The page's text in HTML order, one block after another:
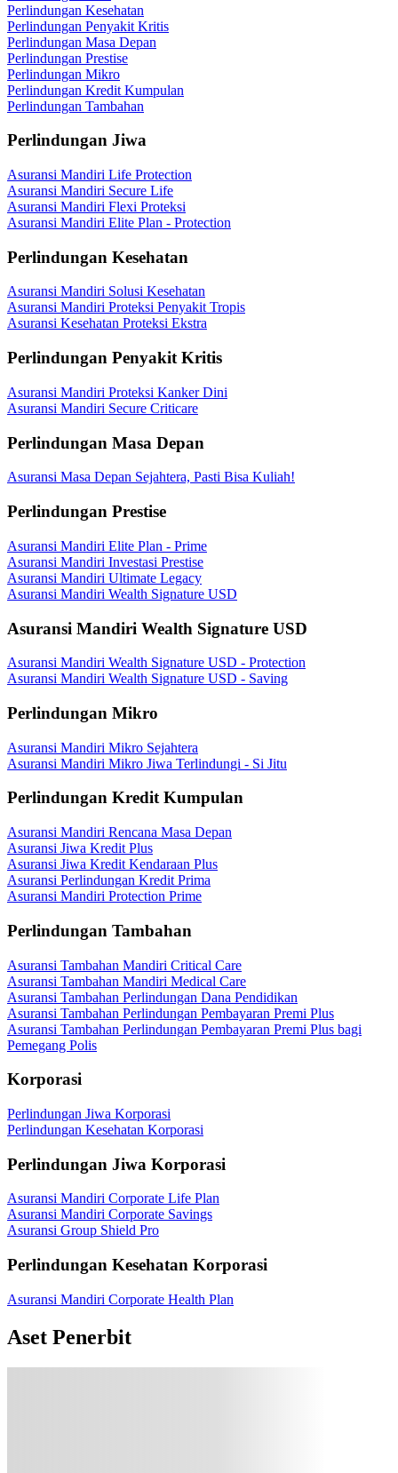
Perlindungan Kesehatan
Perlindungan Penyakit Kritis
Perlindungan Masa Depan
Perlindungan Prestise
Perlindungan Mikro
Perlindungan Kredit Kumpulan
Perlindungan Tambahan
Perlindungan Jiwa
Asuransi Mandiri Life Protection
Asuransi Mandiri Secure Life
Asuransi Mandiri Flexi Proteksi
Asuransi Mandiri Elite Plan - Protection
Perlindungan Kesehatan
Asuransi Mandiri Solusi Kesehatan
Asuransi Mandiri Proteksi Penyakit Tropis
Asuransi Kesehatan Proteksi Ekstra
Perlindungan Penyakit Kritis
Asuransi Mandiri Proteksi Kanker Dini
Asuransi Mandiri Secure Criticare
Perlindungan Masa Depan
Asuransi Masa Depan Sejahtera, Pasti Bisa Kuliah!
Perlindungan Prestise
Asuransi Mandiri Elite Plan - Prime
Asuransi Mandiri Investasi Prestise
Asuransi Mandiri Ultimate Legacy
Asuransi Mandiri Wealth Signature USD
Asuransi Mandiri Wealth Signature USD
Asuransi Mandiri Wealth Signature USD - Protection
Asuransi Mandiri Wealth Signature USD - Saving
Perlindungan Mikro
Asuransi Mandiri Mikro Sejahtera
Asuransi Mandiri Mikro Jiwa Terlindungi - Si Jitu
Perlindungan Kredit Kumpulan
Asuransi Mandiri Rencana Masa Depan
Asuransi Jiwa Kredit Plus
Asuransi Jiwa Kredit Kendaraan Plus
Asuransi Perlindungan Kredit Prima
Asuransi Mandiri Protection Prime
Perlindungan Tambahan
Asuransi Tambahan Mandiri Critical Care
Asuransi Tambahan Mandiri Medical Care
Asuransi Tambahan Perlindungan Dana Pendidikan
Asuransi Tambahan Perlindungan Pembayaran Premi Plus
Asuransi Tambahan Perlindungan Pembayaran Premi Plus bagi
Pemegang Polis
Korporasi
Perlindungan Jiwa Korporasi
Perlindungan Kesehatan Korporasi
Perlindungan Jiwa Korporasi
Asuransi Mandiri Corporate Life Plan
Asuransi Mandiri Corporate Savings
Asuransi Group Shield Pro
Perlindungan Kesehatan Korporasi
Asuransi Mandiri Corporate Health Plan
Aset Penerbit